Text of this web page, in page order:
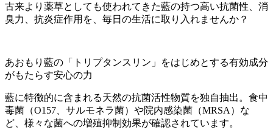
古来より薬草としても使われてきた藍の持つ高い抗菌性、消
臭力、抗炎症作用を、毎日の生活に取り入れませんか？
あおもり藍の「トリプタンスリン」をはじめとする有効成分
がもたらす安心の力
藍に特徴的に含まれる天然の抗菌活性物質を独自抽出。食中
毒菌（O157、サルモネラ菌）や院内感染菌（MRSA）な
ど、様々な菌への増殖抑制効果が確認されています。